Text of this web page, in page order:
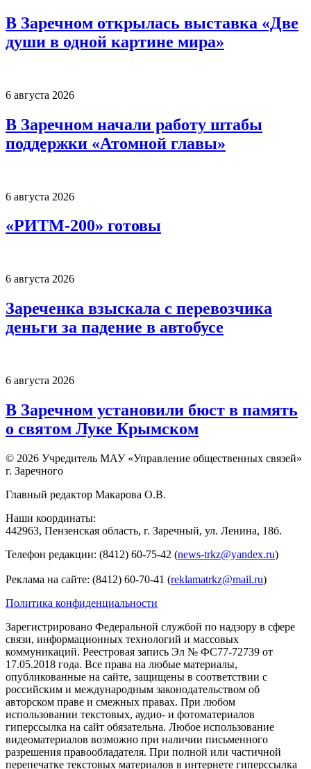
В Заречном открылась выставка «Две
души в одной картине мира»
6 августа 2026
В Заречном начали работу штабы
поддержки «Атомной главы»
6 августа 2026
«РИТМ-200» готовы
6 августа 2026
Зареченка взыскала с перевозчика
деньги за падение в автобусе
6 августа 2026
В Заречном установили бюст в память
о святом Луке Крымском
© 2026 Учредитель МАУ «Управление общественных связей»
г. Заречного
Главный редактор Макарова О.В.
Наши координаты:
442963, Пензенская область, г. Заречный, ул. Ленина, 18б.
Телефон редакции: (8412) 60-75-42 (news-trkz@yandex.ru)
Реклама на сайте: (8412) 60-70-41 (reklamatrkz@mail.ru)
Политика конфиденциальности
Зарегистрировано Федеральной службой по надзору в сфере
связи, информационных технологий и массовых
коммуникаций. Реестровая запись Эл № ФС77-72739 от
17.05.2018 года. Все права на любые материалы,
опубликованные на сайте, защищены в соответствии с
российским и международным законодательством об
авторском праве и смежных правах. При любом
использовании текстовых, аудио- и фотоматериалов
гиперссылка на сайт обязательна. Любое использование
видеоматериалов возможно при наличии письменного
разрешения правообладателя. При полной или частичной
перепечатке текстовых материалов в интернете гиперссылка